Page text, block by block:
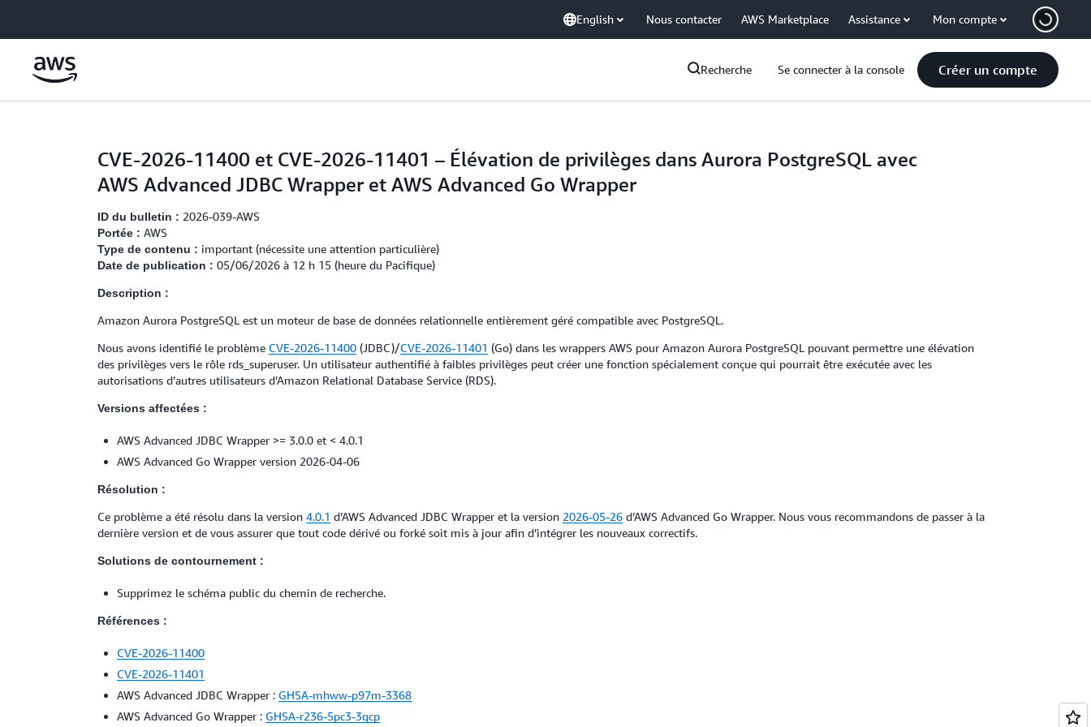
English Nous contacter AWS Marketplace Assistance Mon compte
Recherche Se connecter à la console Créer un compte
CVE-2026-11400 et CVE-2026-11401 – Élévation de privilèges dans Aurora PostgreSQL avec
AWS Advanced JDBC Wrapper et AWS Advanced Go Wrapper
ID du bulletin : 2026-039-AWS
Portée : AWS
Type de contenu : important (nécessite une attention particulière)
Date de publication : 05/06/2026 à 12 h 15 (heure du Pacifique)
Description :
Amazon Aurora PostgreSQL est un moteur de base de données relationnelle entièrement géré compatible avec PostgreSQL.
Nous avons identifié le problème CVE-2026-11400 (JDBC)/CVE-2026-11401 (Go) dans les wrappers AWS pour Amazon Aurora PostgreSQL pouvant permettre une élévation
des privilèges vers le rôle rds_superuser. Un utilisateur authentifié à faibles privilèges peut créer une fonction spécialement conçue qui pourrait être exécutée avec les
autorisations d’autres utilisateurs d’Amazon Relational Database Service (RDS).
Versions affectées :
AWS Advanced JDBC Wrapper >= 3.0.0 et < 4.0.1
AWS Advanced Go Wrapper version 2026-04-06
Résolution :
Ce problème a été résolu dans la version 4.0.1 d’AWS Advanced JDBC Wrapper et la version 2026-05-26 d’AWS Advanced Go Wrapper. Nous vous recommandons de passer à la
dernière version et de vous assurer que tout code dérivé ou forké soit mis à jour afin d’intégrer les nouveaux correctifs.
Solutions de contournement :
Supprimez le schéma public du chemin de recherche.
Références :
CVE-2026-11400
CVE-2026-11401
AWS Advanced JDBC Wrapper : GHSA-mhww-p97m-3368
AWS Advanced Go Wrapper : GHSA-r236-5pc3-3qcp